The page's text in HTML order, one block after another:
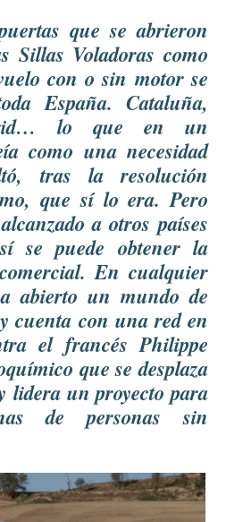
que se abrieron
Sillas Voladoras como
con o sin motor se
España. Cataluña,
lo que en un
como una necesidad
tras la resolución
que sí lo era. Pero
a otros países
se puede obtener la
En cualquier
abierto un mundo de
cuenta con una red en
el francés Philippe
que se desplaza
lidera un proyecto para
de personas sin